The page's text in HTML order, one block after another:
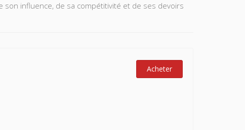
son influence, de sa compétitivité et de ses devoirs
Acheter